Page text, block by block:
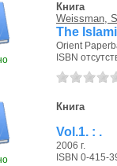
Книга
Weissman,
The
Orient
ISBN
Книга
Vol.1. : .
2006 г.
ISBN 0-415-